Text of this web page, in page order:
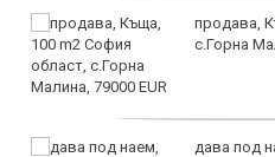
продава,
с.Горна
дава под